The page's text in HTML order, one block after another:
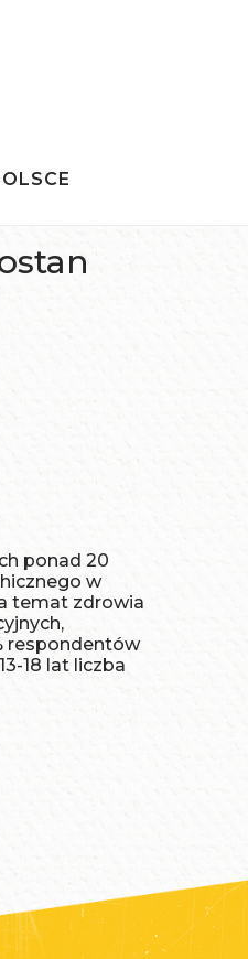
ponad 20
w
temat zdrowia
respondentów
18 lat liczba